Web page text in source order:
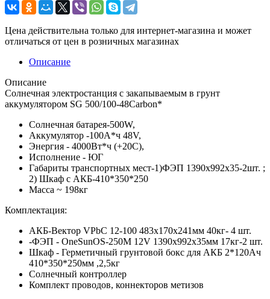
Цена действительна только для интернет-магазина и может
отличаться от цен в розничных магазинах
Описание
Описание
Солнечная электростанция с закапываемым в грунт
аккумулятором SG 500/100-48Carbon*
Солнечная батарея-500W,
Аккумулятор -100А*ч 48V,
Энергия - 4000Вт*ч (+20С),
Исполнение - ЮГ
Габариты транспортных мест-1)ФЭП 1390x992x35-2шт. ;
2) Шкаф с АКБ-410*350*250
Масса ~ 198кг
Комплектация:
АКБ-Вектор VPbC 12-100 483x170x241мм 40кг- 4 шт.
-ФЭП - OneSunOS-250M 12V 1390x992x35мм 17кг-2 шт.
Шкаф - Герметичный грунтовой бокс для АКБ 2*120Ач
410*350*250мм ,2,5кг
Солнечный контроллер
Комплект проводов, коннекторов метизов